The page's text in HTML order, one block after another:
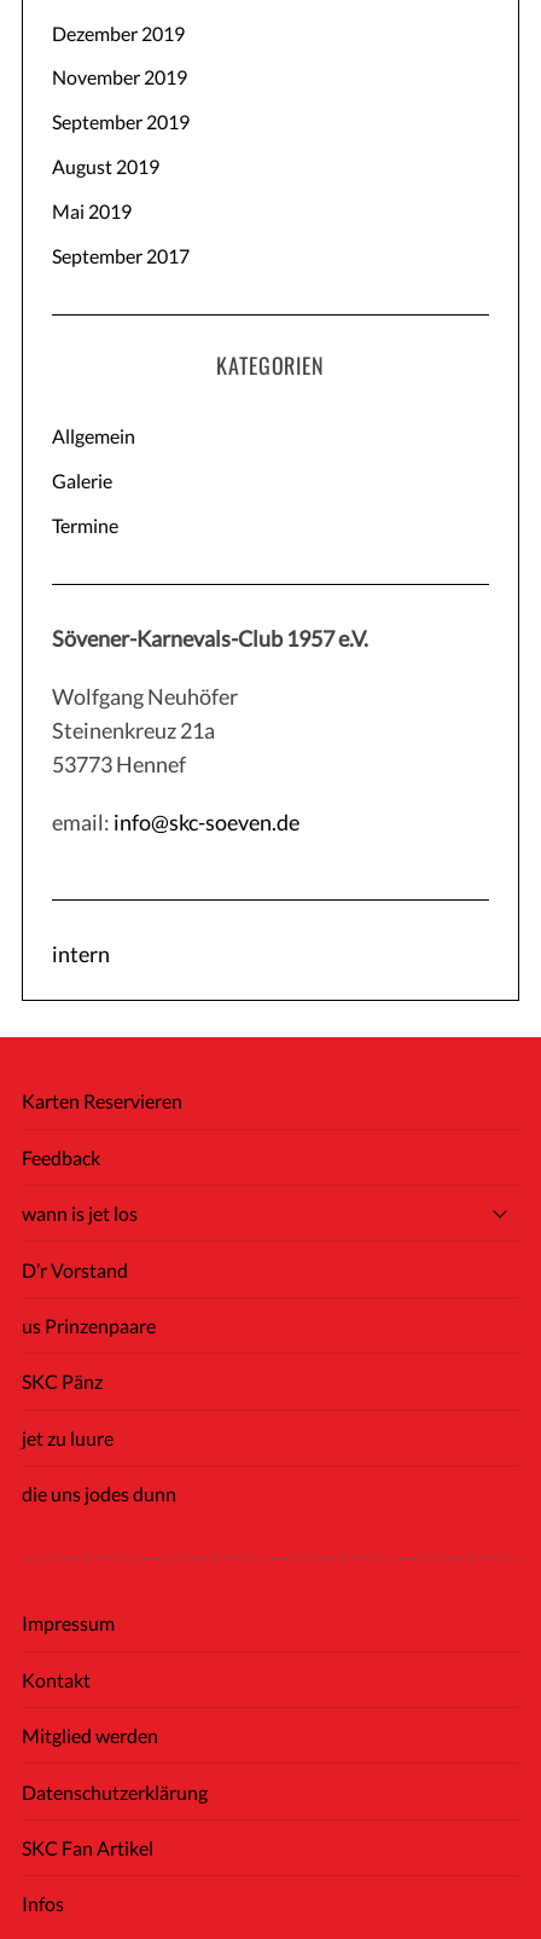
Dezember 2019
November 2019
September 2019
August 2019
Mai 2019
September 2017
KATEGORIEN
Allgemein
Galerie
Termine
Sövener-Karnevals-Club 1957 e.V.
Wolfgang Neuhöfer
Steinenkreuz 21a
53773 Hennef
email: info@skc-soeven.de
intern
Karten Reservieren
Feedback
wann is jet los
D’r Vorstand
us Prinzenpaare
SKC Pänz
jet zu luure
die uns jodes dunn
Impressum
Kontakt
Mitglied werden
Datenschutzerklärung
SKC Fan Artikel
Infos